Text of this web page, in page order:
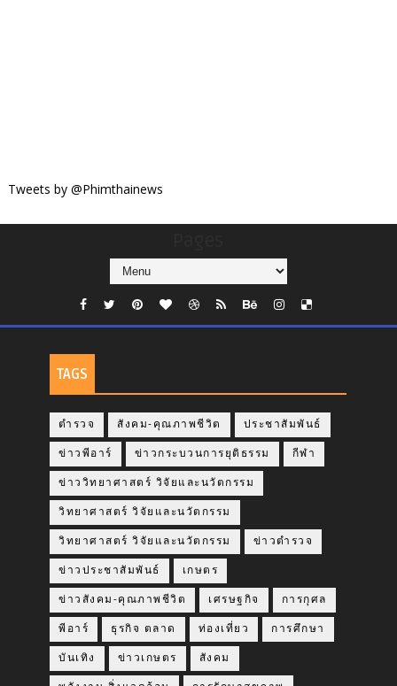
Tweets by @Phimthainews
TAGS
ตำรวจ สังคม-คุณภาพชีวิต ประชาสัมพันธ์
ข่าวพีอาร์ ข่าวกระบวนการยุติธรรม กีฬา
ข่าววิทยาศาสตร์ วิจัยและนวัตกรรม
วิทยาศาสตร์ วิจัยและนวัตกรรม
วิทยาศาสตร์ วิจัยและนวัตกรรม ข่าวตำรวจ
ข่าวประชาสัมพันธ์ เกษตร
ข่าวสังคม-คุณภาพชีวิต เศรษฐกิจ การกุศล
พีอาร์ ธุรกิจ ตลาด ท่องเที่ยว การศึกษา
บันเทิง ข่าวเกษตร สังคม